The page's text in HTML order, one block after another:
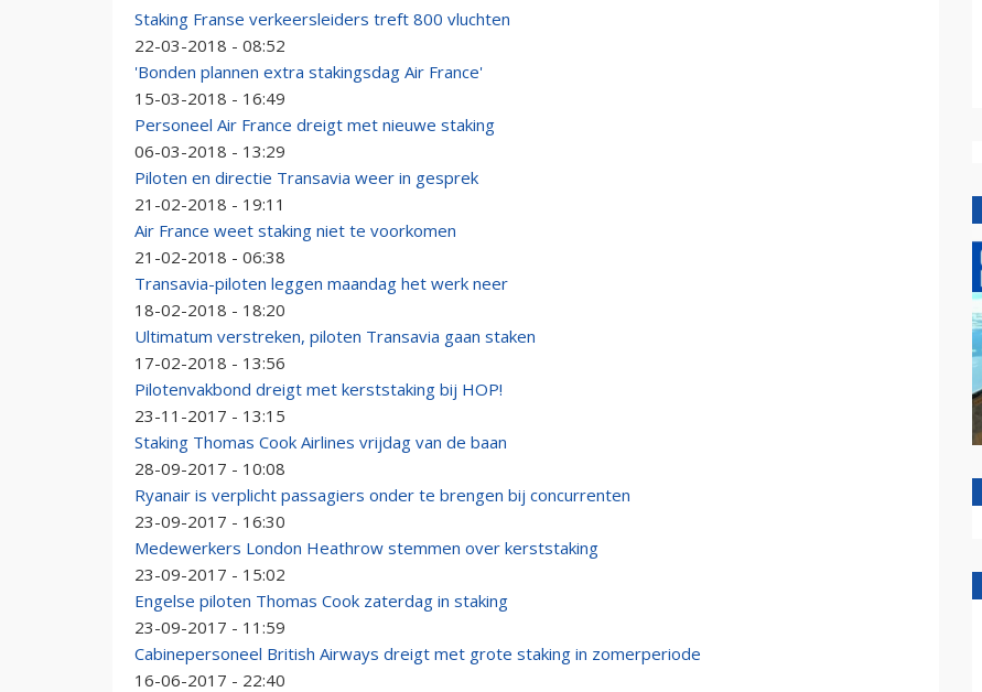
Staking Franse verkeersleiders treft 800 vluchten
22-03-2018 - 08:52
'Bonden plannen extra stakingsdag Air France'
15-03-2018 - 16:49
Personeel Air France dreigt met nieuwe staking
06-03-2018 - 13:29
Piloten en directie Transavia weer in gesprek
21-02-2018 - 19:11
Air France weet staking niet te voorkomen
21-02-2018 - 06:38
Transavia-piloten leggen maandag het werk neer
18-02-2018 - 18:20
Ultimatum verstreken, piloten Transavia gaan staken
17-02-2018 - 13:56
Pilotenvakbond dreigt met kerststaking bij HOP!
23-11-2017 - 13:15
Staking Thomas Cook Airlines vrijdag van de baan
28-09-2017 - 10:08
Ryanair is verplicht passagiers onder te brengen bij concurrenten
23-09-2017 - 16:30
Medewerkers London Heathrow stemmen over kerststaking
23-09-2017 - 15:02
Engelse piloten Thomas Cook zaterdag in staking
23-09-2017 - 11:59
Cabinepersoneel British Airways dreigt met grote staking in zomerperiode
16-06-2017 - 22:40